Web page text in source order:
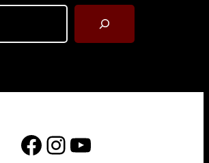
Facebook
Instagram
YouTube